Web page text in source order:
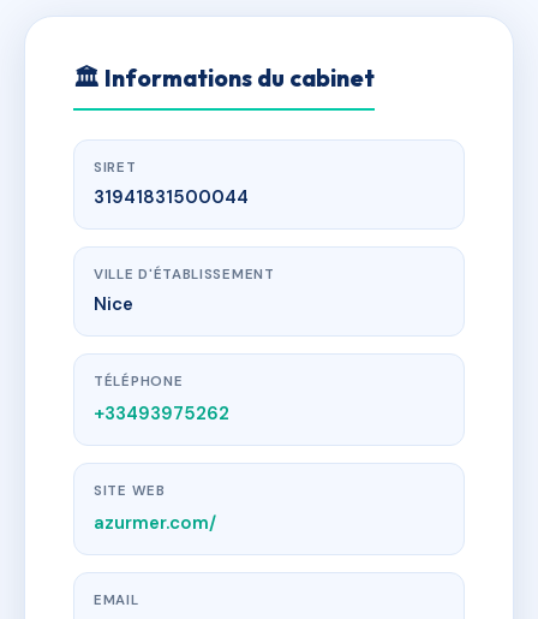
🏛 Informations du cabinet
SIRET
31941831500044
VILLE D'ÉTABLISSEMENT
Nice
TÉLÉPHONE
+33493975262
SITE WEB
azurmer.com/
EMAIL